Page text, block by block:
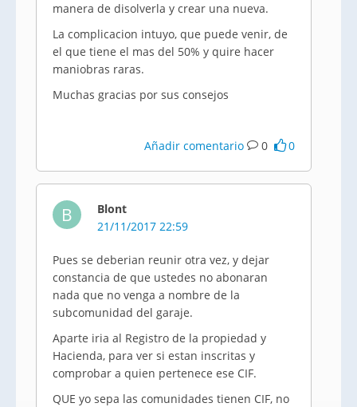
manera de disolverla y crear una nueva.
La complicacion intuyo, que puede venir, de
el que tiene el mas del 50% y quire hacer
maniobras raras.
Muchas gracias por sus consejos
Añadir comentario 0 0
B
Blont
21/11/2017 22:59
Pues se deberian reunir otra vez, y dejar
constancia de que ustedes no abonaran
nada que no venga a nombre de la
subcomunidad del garaje.
Aparte iria al Registro de la propiedad y
Hacienda, para ver si estan inscritas y
comprobar a quien pertenece ese CIF.
QUE yo sepa las comunidades tienen CIF, no